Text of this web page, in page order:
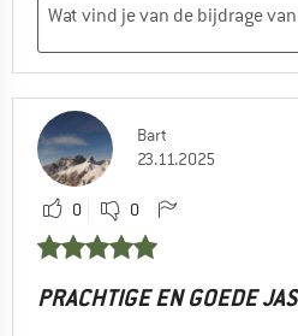
Bart
23.11.2025
0 0
PRACHTIGE EN GOEDE JAS